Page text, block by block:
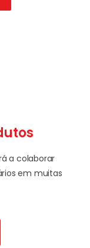
a colaborar
em muitas